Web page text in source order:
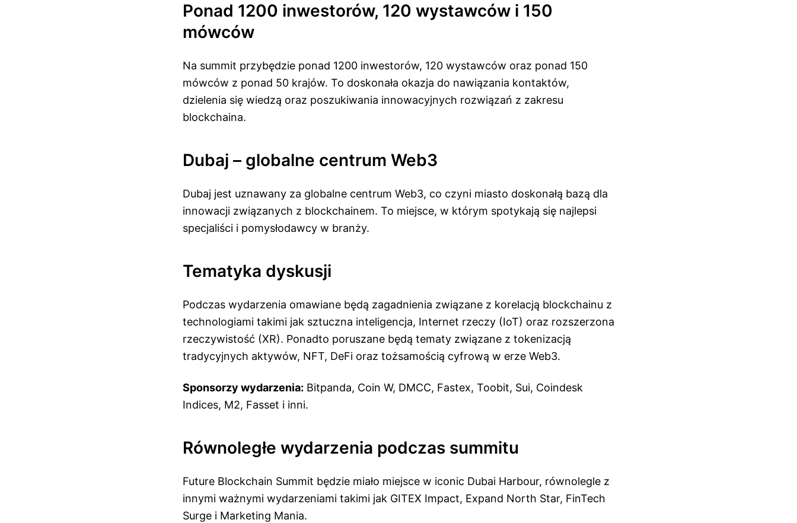
Ponad 1200 inwestorów, 120 wystawców i 150
mówców
Na summit przybędzie ponad 1200 inwestorów, 120 wystawców oraz ponad 150
mówców z ponad 50 krajów. To doskonała okazja do nawiązania kontaktów,
dzielenia się wiedzą oraz poszukiwania innowacyjnych rozwiązań z zakresu
blockchaina.
Dubaj – globalne centrum Web3
Dubaj jest uznawany za globalne centrum Web3, co czyni miasto doskonałą bazą dla
innowacji związanych z blockchainem. To miejsce, w którym spotykają się najlepsi
specjaliści i pomysłodawcy w branży.
Tematyka dyskusji
Podczas wydarzenia omawiane będą zagadnienia związane z korelacją blockchainu z
technologiami takimi jak sztuczna inteligencja, Internet rzeczy (IoT) oraz rozszerzona
rzeczywistość (XR). Ponadto poruszane będą tematy związane z tokenizacją
tradycyjnych aktywów, NFT, DeFi oraz tożsamością cyfrową w erze Web3.
Sponsorzy wydarzenia: Bitpanda, Coin W, DMCC, Fastex, Toobit, Sui, Coindesk
Indices, M2, Fasset i inni.
Równoległe wydarzenia podczas summitu
Future Blockchain Summit będzie miało miejsce w iconic Dubai Harbour, równolegle z
innymi ważnymi wydarzeniami takimi jak GITEX Impact, Expand North Star, FinTech
Surge i Marketing Mania.